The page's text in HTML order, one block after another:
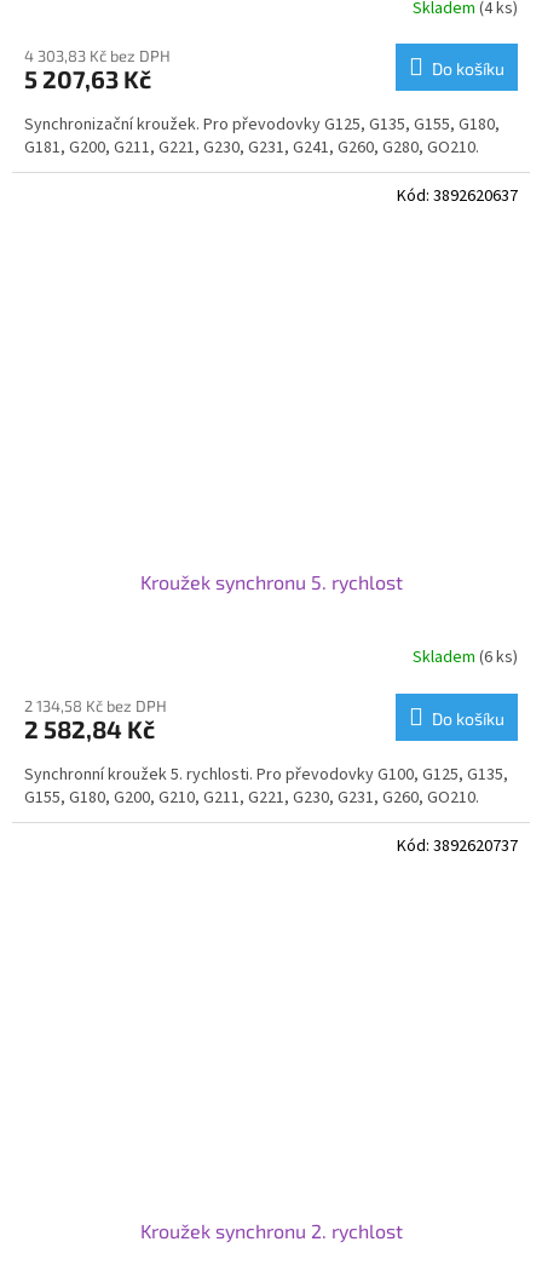
Skladem (4 ks)
4 303,83 Kč bez DPH
5 207,63 Kč Do košíku
Synchronizační kroužek. Pro převodovky G125, G135, G155, G180,
G181, G200, G211, G221, G230, G231, G241, G260, G280, GO210.
Kroužek synchronu 5. rychlost
Skladem (6 ks)
2 134,58 Kč bez DPH
2 582,84 Kč Do košíku
Synchronní kroužek 5. rychlosti. Pro převodovky G100, G125, G135,
G155, G180, G200, G210, G211, G221, G230, G231, G260, GO210.
Kód: 3892620637
Kroužek synchronu 2. rychlost
Kód: 3892620737